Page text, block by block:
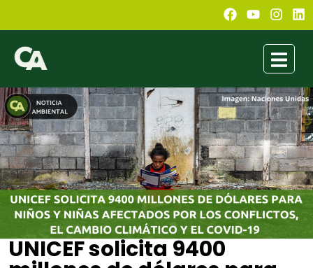
UNICEF solicita 9400